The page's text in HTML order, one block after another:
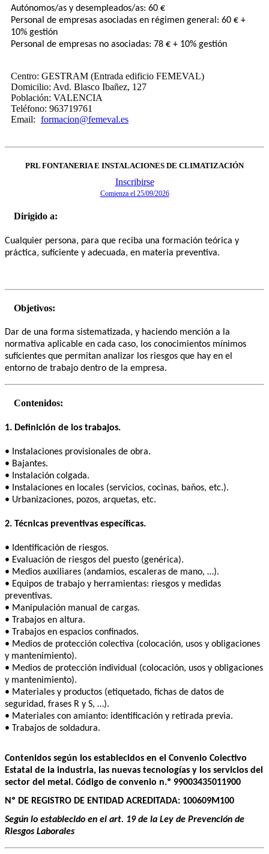
Autónomos/as y desempleados/as: 60 €
Personal de empresas asociadas en régimen general: 60 € +
10% gestión
Personal de empresas no asociadas: 78 € + 10% gestión
Centro: GESTRAM (Entrada edificio FEMEVAL)
Domicilio: Avd. Blasco Ibañez, 127
Población: VALENCIA
Teléfono: 963719761
Email: formacion@femeval.es
PRL FONTANERIA E INSTALACIONES DE CLIMATIZACIÓN
Inscribirse
Comienza el 25/09/2026
Dirigido a:
Cualquier persona, para que reciba una formación teórica y
práctica, suficiente y adecuada, en materia preventiva.
Objetivos:
Dar de una forma sistematizada, y haciendo mención a la
normativa aplicable en cada caso, los conocimientos mínimos
suficientes que permitan analizar los riesgos que hay en el
entorno de trabajo dentro de la empresa.
Contenidos:
1. Definición de los trabajos.
• Instalaciones provisionales de obra.
• Bajantes.
• Instalación colgada.
• Instalaciones en locales (servicios, cocinas, baños, etc.).
• Urbanizaciones, pozos, arquetas, etc.
2. Técnicas preventivas específicas.
• Identificación de riesgos.
• Evaluación de riesgos del puesto (genérica).
• Medios auxiliares (andamios, escaleras de mano, …).
• Equipos de trabajo y herramientas: riesgos y medidas
preventivas.
• Manipulación manual de cargas.
• Trabajos en altura.
• Trabajos en espacios confinados.
• Medios de protección colectiva (colocación, usos y obligaciones
y mantenimiento).
• Medios de protección individual (colocación, usos y obligaciones
y mantenimiento).
• Materiales y productos (etiquetado, fichas de datos de
seguridad, frases R y S, …).
• Materiales con amianto: identificación y retirada previa.
• Trabajos de soldadura.
Contenidos según los establecidos en el Convenio Colectivo
Estatal de la industria, las nuevas tecnologías y los servicios del
sector del metal. Código de convenio n.º 99003435011900
Nº DE REGISTRO DE ENTIDAD ACREDITADA: 100609M100
Según lo establecido en el art. 19 de la Ley de Prevención de
Riesgos Laborales